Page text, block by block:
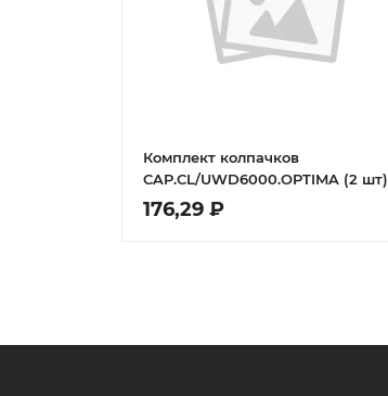
Комплект колпачков
CAP.CL/UWD6000.OPTIMA (2 шт)
АB бронза
176,29 ₽